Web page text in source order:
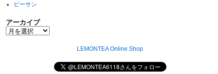
ビーサン
アーカイブ
LEMONTEA Online Shop